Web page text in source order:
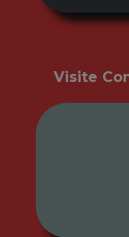
Visite